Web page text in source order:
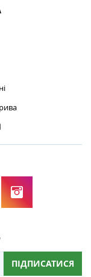
ПІДПИСАТИСЯ